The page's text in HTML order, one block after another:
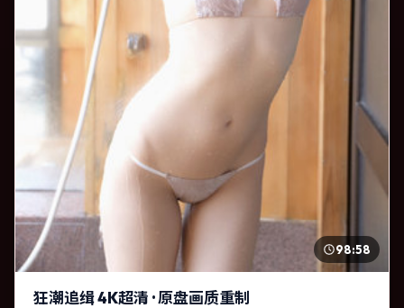
98:58
狂潮追缉 4K超清 · 原盘画质重制